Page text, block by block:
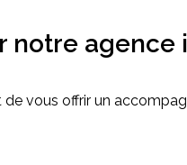
notre
vous offrir un